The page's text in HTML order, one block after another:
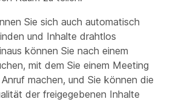
Sie sich auch automatisch
und Inhalte drahtlos
können Sie nach einem
mit dem Sie einem Meeting
machen, und Sie können die
der freigegebenen Inhalte